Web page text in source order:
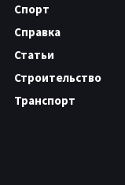
Спорт
Справка
Статьи
Строительство
Транспорт